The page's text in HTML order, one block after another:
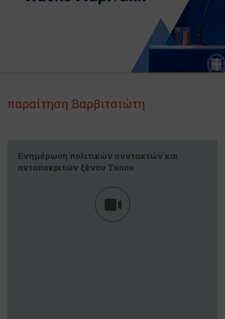
παραίτηση Βαρβιτσιώτη
Ενημέρωση πολιτικών συντακτών και
ανταποκριτών ξένου Τύπου